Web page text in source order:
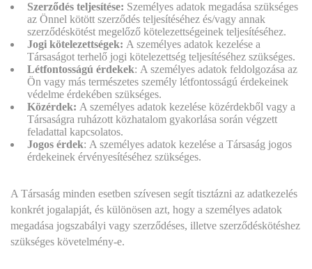
Szerződés teljesítése: Személyes adatok megadása szükséges
az Önnel kötött szerződés teljesítéséhez és/vagy annak
szerződéskötést megelőző kötelezettségeinek teljesítéséhez.
Jogi kötelezettségek: A személyes adatok kezelése a
Társaságot terhelő jogi kötelezettség teljesítéséhez szükséges.
Létfontosságú érdekek: A személyes adatok feldolgozása az
Ön vagy más természetes személy létfontosságú érdekeinek
védelme érdekében szükséges.
Közérdek: A személyes adatok kezelése közérdekből vagy a
Társaságra ruházott közhatalom gyakorlása során végzett
feladattal kapcsolatos.
Jogos érdek: A személyes adatok kezelése a Társaság jogos
érdekeinek érvényesítéséhez szükséges.
A Társaság minden esetben szívesen segít tisztázni az adatkezelés
konkrét jogalapját, és különösen azt, hogy a személyes adatok
megadása jogszabályi vagy szerződéses, illetve szerződéskötéshez
szükséges követelmény-e.